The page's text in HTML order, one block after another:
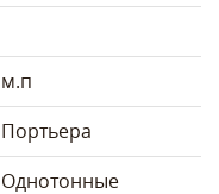
м.п
Портьера
Однотонные